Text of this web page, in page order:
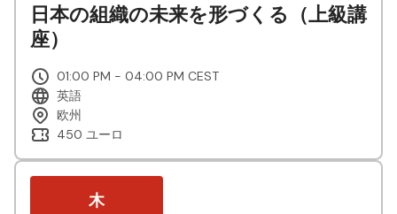
日本の組織の未来を形づくる（上級講
座）
01:00 PM - 04:00 PM CEST
英語
欧州
450 ユーロ
木